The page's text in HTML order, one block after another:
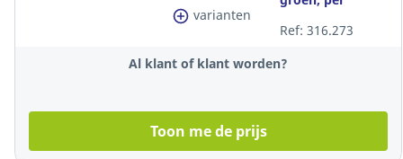
varianten
Ref: 316.273
Al klant of klant worden?
Toon me de prijs